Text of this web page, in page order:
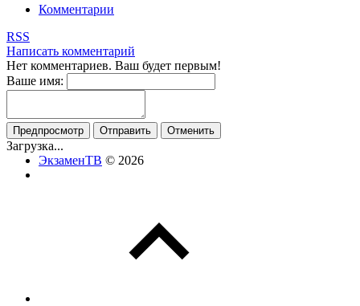
Комментарии
RSS
Написать комментарий
Нет комментариев. Ваш будет первым!
Ваше имя:
Загрузка...
ЭкзаменТВ © 2026